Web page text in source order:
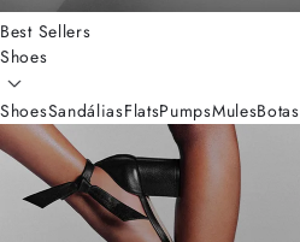
Best Sellers
Shoes
ShoesSandáliasFlatsPumpsMulesBotas